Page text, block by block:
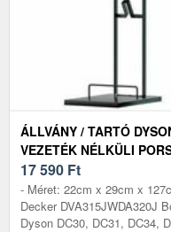
ÁLLVÁNY / TARTÓ
VEZETÉK NÉLKÜLI
17 590 Ft
- Méret: 22cm x 29cm x
Decker DVA315JWDA320J
Dyson DC30, DC31, DC34,